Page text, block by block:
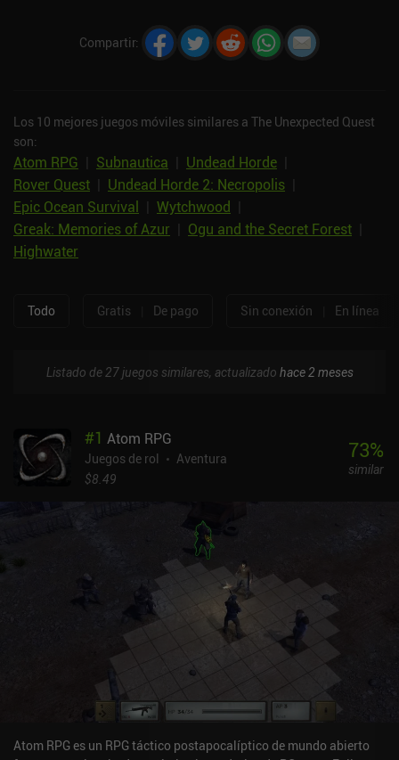
Compartir:
Los 10 mejores juegos móviles similares a The Unexpected Quest
son:
Atom RPG Subnautica Undead Horde
Rover Quest
Undead Horde 2: Necropolis
Epic Ocean Survival
Wytchwood
Greak: Memories of Azur
Ogu and the Secret Forest
Highwater
Todo Gratis De pago Sin conexión En línea
Listado de 27 juegos similares, actualizado hace 2 meses
#1 Atom RPG
Juegos de rol
Aventura
$8.49
73%
similar
Atom RPG es un RPG táctico postapocalíptico de mundo abierto